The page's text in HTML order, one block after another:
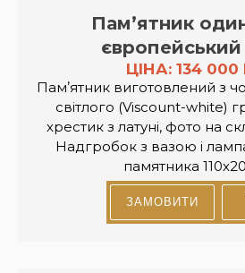
Пам’ятник
ЦІНА: 134 000
Памʼятник виготовлений з
світлого (Viscount-white)
хрестик з латуні, фото на
Надгробок з вазою і
памятника
ЗАМОВИТИ